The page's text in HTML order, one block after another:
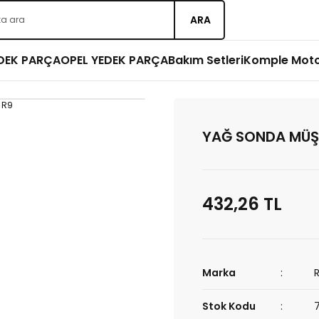
ARA
PARÇAOPEL YEDEK PARÇABakım SetleriKomple
YAĞ SONDA
432,26 TL
Marka
Stok Kodu